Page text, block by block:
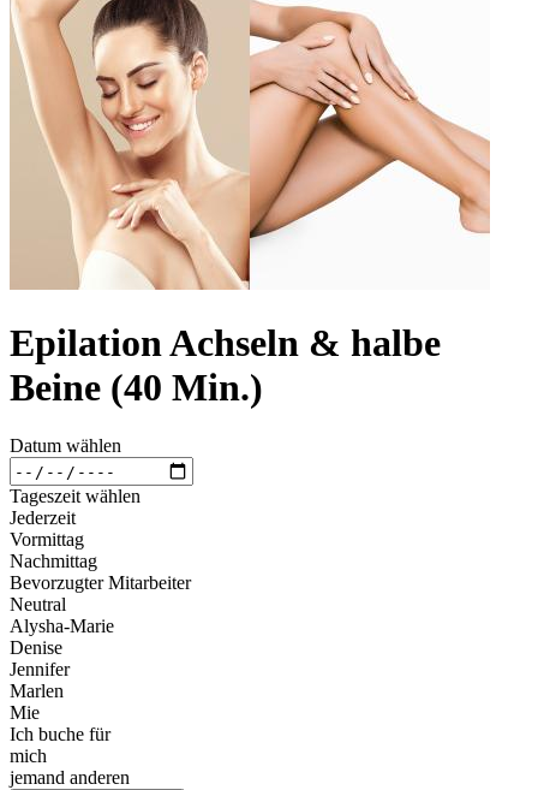
Epilation Achseln & halbe
Beine (40 Min.)
Datum wählen
Tageszeit wählen
Jederzeit
Vormittag
Nachmittag
Bevorzugter Mitarbeiter
Neutral
Alysha-Marie
Denise
Jennifer
Marlen
Mie
Ich buche für
mich
jemand anderen